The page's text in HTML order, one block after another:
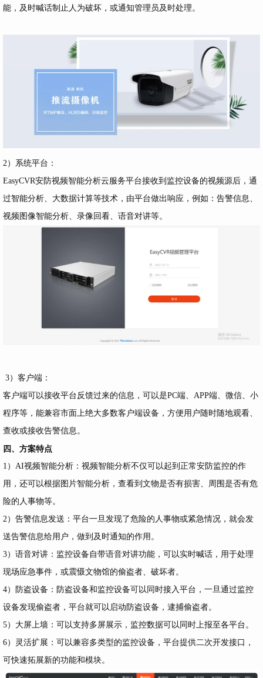
能，及时喊话制止人为破坏，或通知管理员及时处理。
2）系统平台：
EasyCVR安防视频智能分析云服务平台接收到监控设备的视频源后，通
过智能分析、大数据计算等技术，由平台做出响应，例如：告警信息、
视频图像智能分析、录像回看、语音对讲等。
3）客户端：
客户端可以接收平台反馈过来的信息，可以是PC端、APP端、微信、小
程序等，能兼容市面上绝大多数客户端设备，方便用户随时随地观看、
查收或接收告警信息。
四、方案特点
1）AI视频智能分析：视频智能分析不仅可以起到正常安防监控的作
用，还可以根据图片智能分析，查看到文物是否有损害、周围是否有危
险的人事物等。
2）告警信息发送：平台一旦发现了危险的人事物或紧急情况，就会发
送告警信息给用户，做到及时通知的作用。
3）语音对讲：监控设备自带语音对讲功能，可以实时喊话，用于处理
现场应急事件，或震慑文物馆的偷盗者、破坏者。
4）防盗设备：防盗设备和监控设备可以同时接入平台，一旦通过监控
设备发现偷盗者，平台就可以启动防盗设备，逮捕偷盗者。
5）大屏上墙：可以支持多屏展示，监控数据可以同时上报至各平台。
6）灵活扩展：可以兼容多类型的监控设备，平台提供二次开发接口，
可快速拓展新的功能和模块。